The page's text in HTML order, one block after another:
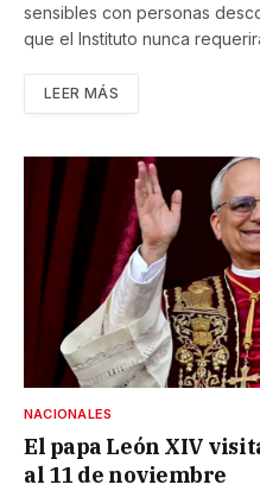
sensibles con personas
que el Instituto nunca
LEER MÁS
NACIONALES
El papa León XIV
al 11 de noviembre